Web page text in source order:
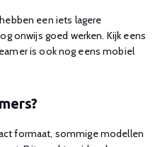
een iets lagere
onwijs goed werken. Kijk eens
is ook nog eens mobiel
formaat, sommige modellen